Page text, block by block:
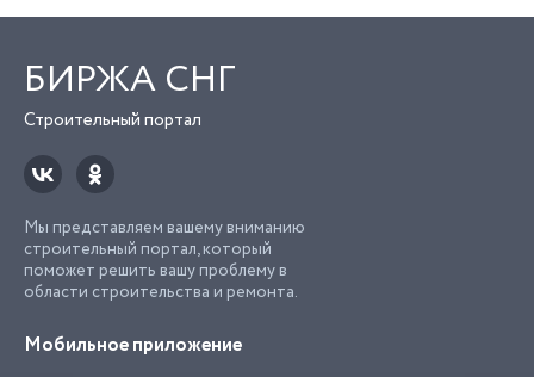
БИРЖА СНГ
Строительный портал
Мы представляем вашему вниманию
строительный портал, который
поможет решить вашу проблему в
области строительства и ремонта.
Мобильное приложение